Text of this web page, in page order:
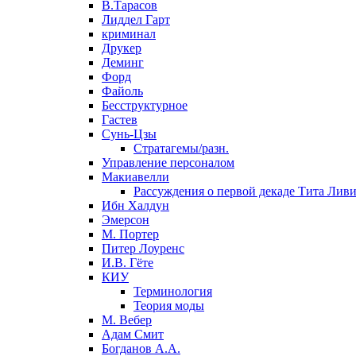
В.Тарасов
Лиддел Гарт
криминал
Друкер
Деминг
Форд
Файоль
Бесструктурное
Гастев
Сунь-Цзы
Стратагемы/разн.
Управление персоналом
Макиавелли
Рассуждения о первой декаде Тита
Ибн Халдун
Эмерсон
М. Портер
Питер Лоуренс
И.В. Гёте
КИУ
Терминология
Теория моды
М. Вебер
Адам Смит
Богданов А.А.